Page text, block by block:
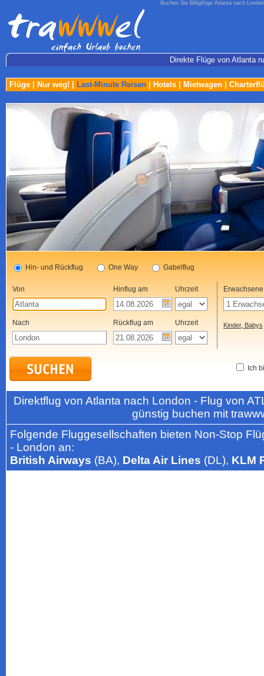
Buchen Sie Billigflüge Atlanta nach
Direkte Flüge von Atlanta
Flüge Nur weg! Last-Minute Reisen Hotels Mietwagen
Hin- und Rückflug One Way Gabelflug
Von Hinflug am Uhrzeit
Nach Rückflug am Uhrzeit
Erwachsene
Kinder, Babys
Ich
Direktflug von Atlanta nach London - Flug von
günstig buchen mit
Folgende Fluggesellschaften bieten Non-Stop
- London an:
British Airways (BA), Delta Air Lines (DL), KLM